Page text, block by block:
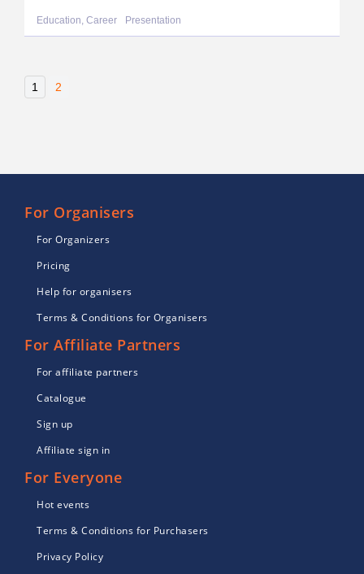
Education, Career Presentation
1 2
For Organisers
For Organizers
Pricing
Help for organisers
Terms & Conditions for Organisers
For Affiliate Partners
For affiliate partners
Catalogue
Sign up
Affiliate sign in
For Everyone
Hot events
Terms & Conditions for Purchasers
Privacy Policy